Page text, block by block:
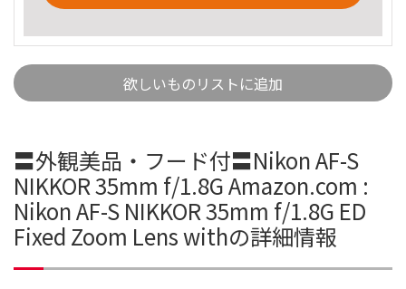
欲しいものリストに追加
〓外観美品・フード付〓Nikon AF-S
NIKKOR 35mm f/1.8G Amazon.com :
Nikon AF-S NIKKOR 35mm f/1.8G ED
Fixed Zoom Lens withの詳細情報